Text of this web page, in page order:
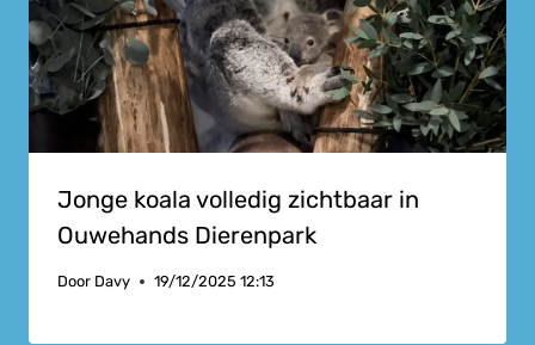
Jonge koala volledig zichtbaar in
Ouwehands Dierenpark
Door Davy 19/12/2025 12:13